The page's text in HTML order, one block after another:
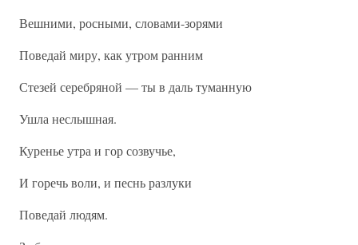
Вешними, росными, словами-зорями
Поведай миру, как утром ранним
Стезей серебряной — ты в даль туманную
Ушла неслышная.
Куренье утра и гор созвучье,
И горечь воли, и песнь разлуки
Поведай людям.